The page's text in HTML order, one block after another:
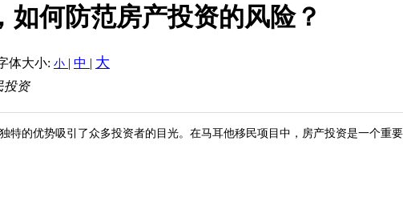
如何防范房产投资的风险？
体大小: 小 | 中 | 大
投资
特的优势吸引了众多投资者的目光。在马耳他移民项目中，房产投资是一个